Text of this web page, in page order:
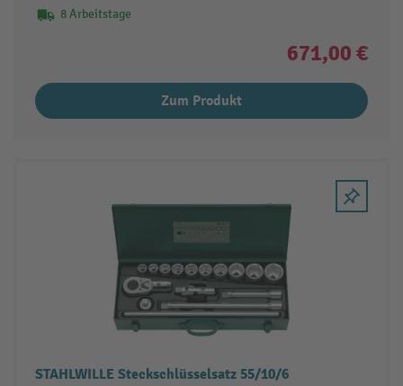
8 Arbeitstage
671,00 €
Zum Produkt
STAHLWILLE Steckschlüsselsatz 55/10/6